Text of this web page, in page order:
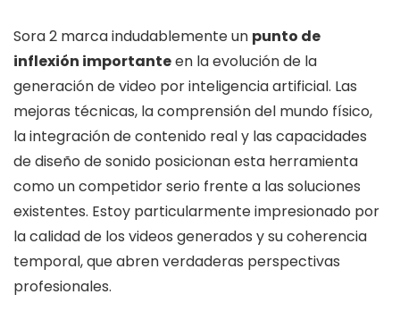
Sora 2 marca indudablemente un punto de
inflexión importanteen la evolución de la
generación de video por inteligencia artificial. Las
mejoras técnicas, la comprensión del mundo físico,
la integración de contenido real y las capacidades
de diseño de sonido posicionan esta herramienta
como un competidor serio frente a las soluciones
existentes. Estoy particularmente impresionado por
la calidad de los videos generados y su coherencia
temporal, que abren verdaderas perspectivas
profesionales.